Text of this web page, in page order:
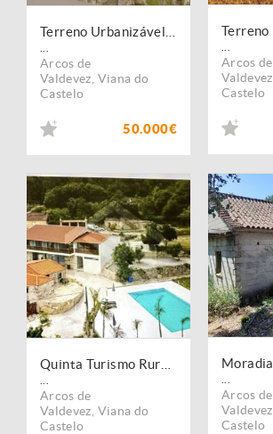
Arcos de
Valdevez Viana do
Castelo
50.000€
Arcos de
Valdevez
Castelo
Arcos de
Valdevez Viana do
Castelo
Arcos de
Valdevez
Castelo